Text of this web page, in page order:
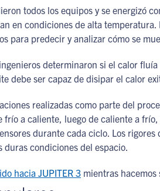
todos los equipos y se energizó
en condiciones de alta
para predecir y analizar cómo se
determinaron si el calor
debe ser capaz de disipar el calor
realizadas como parte del
frío a caliente, luego de caliente a
durante cada ciclo. Los
duras condiciones del espacio.
hacia JUPITER 3 mientras